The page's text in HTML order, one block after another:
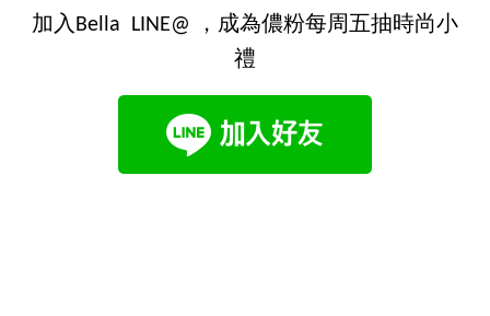
加入Bella LINE@ ，成為儂粉每周五抽時尚小
禮